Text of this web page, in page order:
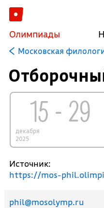
Олимпиады
Московская
15 - 29
декабря
2025
Источник:
https://mos-
phil@mosolymp.ru